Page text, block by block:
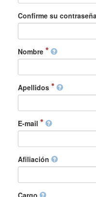
Confirme su
Nombre
Apellidos
E-mail
Afiliación
Cargo